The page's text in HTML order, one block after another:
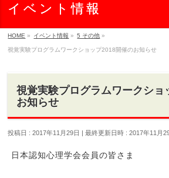
イベント情報
HOME » イベント情報 » 5 その他 »
視覚実験プログラムワークショップ2018開催のお知らせ
視覚実験プログラムワークショ
お知らせ
投稿日 : 2017年11月29日 最終更新日時 : 2017年11月
日本認知心理学会会員の皆さま